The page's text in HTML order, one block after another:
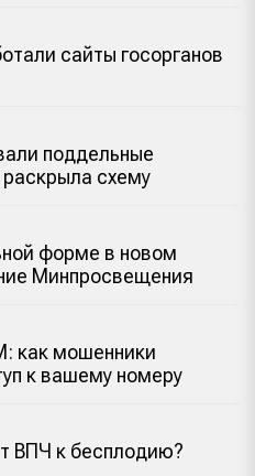
сайты госорганов
поддельные
раскрыла схему
форме в новом
Минпросвещения
как мошенники
к вашему номеру
ВПЧ к бесплодию?